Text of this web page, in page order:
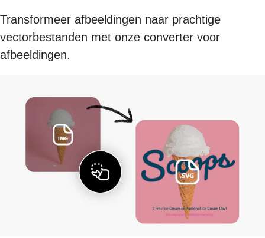
Transformeer afbeeldingen naar prachtige
vectorbestanden met onze converter voor
afbeeldingen.